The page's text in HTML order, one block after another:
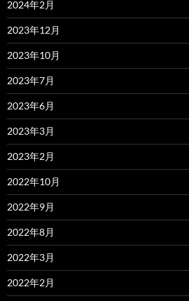
2024年2月
2023年12月
2023年10月
2023年7月
2023年6月
2023年3月
2023年2月
2022年10月
2022年9月
2022年8月
2022年3月
2022年2月